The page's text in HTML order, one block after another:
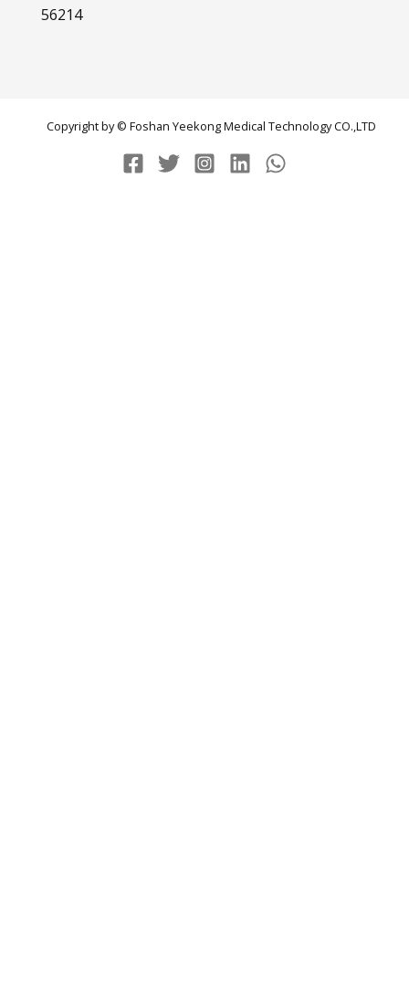
56214
Copyright by © Foshan Yeekong Medical Technology CO.,LTD